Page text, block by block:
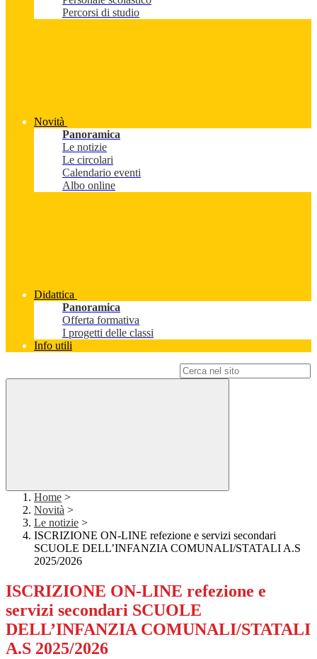
Percorsi di studio
Novità
Panoramica
Le notizie
Le circolari
Calendario eventi
Albo online
Didattica
Panoramica
Offerta formativa
I progetti delle classi
Info utili
Home >
Novità >
Le notizie >
ISCRIZIONE ON-LINE refezione e servizi secondari
SCUOLE DELL’INFANZIA COMUNALI/STATALI A.S
2025/2026
ISCRIZIONE ON-LINE refezione e
servizi secondari SCUOLE
DELL’INFANZIA COMUNALI/STATALI
A.S 2025/2026